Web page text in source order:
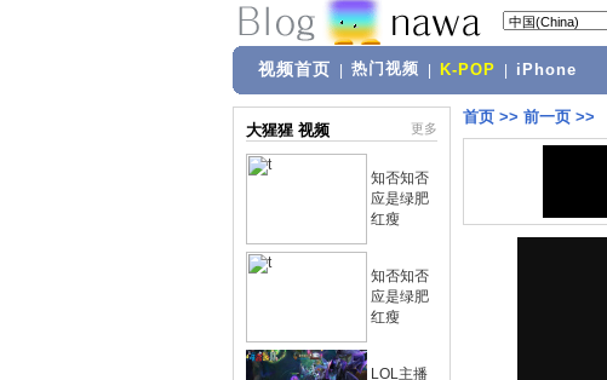
视频首页 热门视频 K-POP iPhone
大猩猩 视频 更多
知否知否
应是绿肥
红瘦
知否知否
应是绿肥
红瘦
LOL主播
首页 >> 前一页 >>